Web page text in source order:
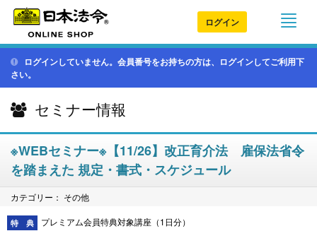
ログイン
ログインしていません。会員番号をお持ちの方は、ログインしてご利用下
さい。
セミナー情報
※WEBセミナー※【11/26】改正育介法 雇保法省令
を踏まえた 規定・書式・スケジュール
カテゴリー： その他
プレミアム会員特典対象講座（1日分）